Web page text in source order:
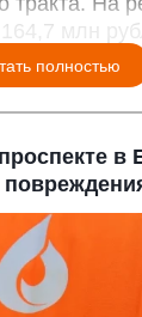
млн
полностью
в